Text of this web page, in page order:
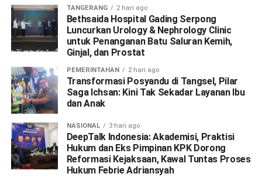
TANGERANG 2 hari ago
Bethsaida Hospital Gading Serpong
Luncurkan Urology & Nephrology Clinic
untuk Penanganan Batu Saluran Kemih,
Ginjal, dan Prostat
PEMERINTAHAN 2 hari ago
Transformasi Posyandu di Tangsel, Pilar
Saga Ichsan: Kini Tak Sekadar Layanan Ibu
dan Anak
NASIONAL 3 hari ago
DeepTalk Indonesia: Akademisi, Praktisi
Hukum dan Eks Pimpinan KPK Dorong
Reformasi Kejaksaan, Kawal Tuntas Proses
Hukum Febrie Adriansyah